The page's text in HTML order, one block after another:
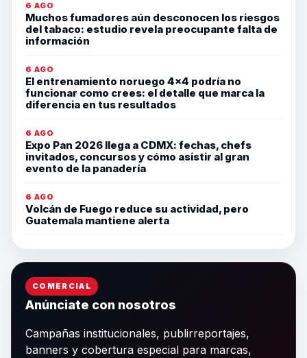
6 AGO
Muchos fumadores aún desconocen los riesgos
del tabaco: estudio revela preocupante falta de
información
6 AGO
El entrenamiento noruego 4×4 podría no
funcionar como crees: el detalle que marca la
diferencia en tus resultados
6 AGO
Expo Pan 2026 llega a CDMX: fechas, chefs
invitados, concursos y cómo asistir al gran
evento de la panadería
6 AGO
Volcán de Fuego reduce su actividad, pero
Guatemala mantiene alerta
COMERCIAL
Anúnciate con nosotros
Campañas institucionales, publirreportajes,
banners y cobertura especial para marcas,